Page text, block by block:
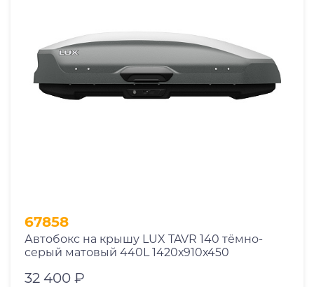
67858
Автобокс на крышу LUX TAVR 140 тёмно-
серый матовый 440L 1420х910х450
32 400 ₽